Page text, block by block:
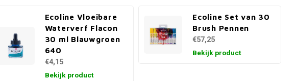
Ecoline Vloeibare
Waterverf Flacon
30 ml Blauwgroen
640
€4,15
Bekijk product
Ecoline Set van 30
Brush Pennen
€57,25
Bekijk product